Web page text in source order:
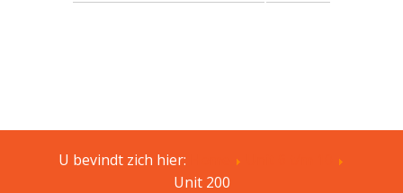
U bevindt zich hier:
Unit 200